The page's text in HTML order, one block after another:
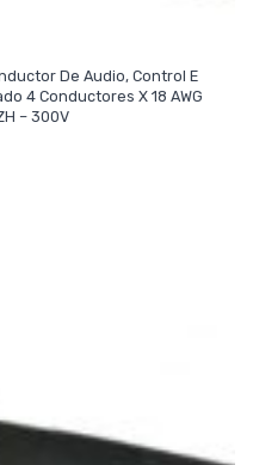
De Audio, Control E
4 Conductores X 18 AWG
– 300V